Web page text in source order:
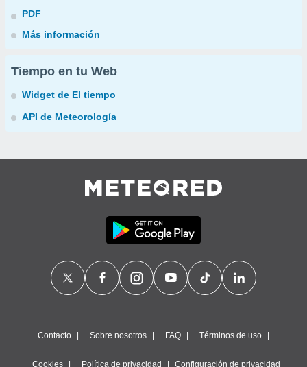
PDF
Más información
Tiempo en tu Web
Widget de El tiempo
API de Meteorología
Contacto Sobre nosotros FAQ Términos de uso
Cookies Política de privacidad Configuración de privacidad